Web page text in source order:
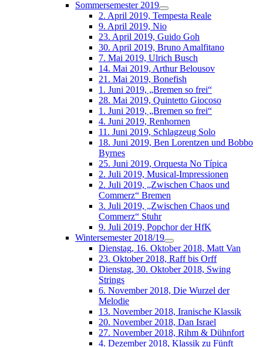
Sommersemester 2019
2. April 2019, Tempesta Reale
9. April 2019, Nio
23. April 2019, Guido Goh
30. April 2019, Bruno Amalfitano
7. Mai 2019, Ulrich Busch
14. Mai 2019, Arthur Belousov
21. Mai 2019, Bonefish
1. Juni 2019, „Bremen so frei“
28. Mai 2019, Quintetto Giocoso
1. Juni 2019, „Bremen so frei“
4. Juni 2019, Renhornen
11. Juni 2019, Schlagzeug Solo
18. Juni 2019, Ben Lorentzen und Bobbo
Byrnes
25. Juni 2019, Orquesta No Típica
2. Juli 2019, Musical-Impressionen
2. Juli 2019, „Zwischen Chaos und
Commerz“ Bremen
3. Juli 2019, „Zwischen Chaos und
Commerz“ Stuhr
9. Juli 2019, Popchor der HfK
Wintersemester 2018/19
Dienstag, 16. Oktober 2018, Matt Van
23. Oktober 2018, Raff bis Orff
Dienstag, 30. Oktober 2018, Swing
Strings
6. November 2018, Die Wurzel der
Melodie
13. November 2018, Iranische Klassik
20. November 2018, Dan Israel
27. November 2018, Rihm & Dühnfort
4. Dezember 2018, Klassik zu Fünft